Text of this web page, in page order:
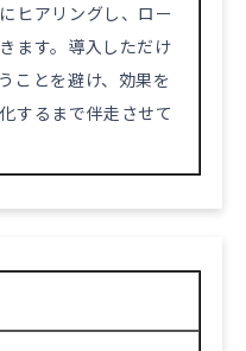
ヒアリングし、ロー
ます。導入しただけ
ことを避け、効果を
するまで伴走させて